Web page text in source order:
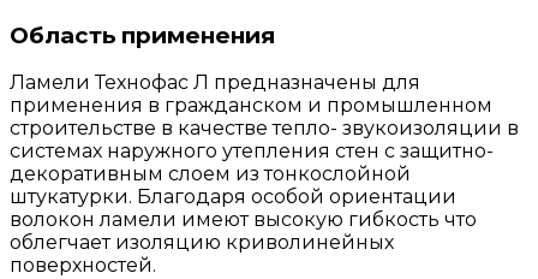
Область применения
Ламели Технофас Л предназначены для
применения в гражданском и промышленном
строительстве в качестве тепло- звукоизоляции в
системах наружного утепления стен с защитно-
декоративным слоем из тонкослойной
штукатурки. Благодаря особой ориентации
волокон ламели имеют высокую гибкость что
облегчает изоляцию криволинейных
поверхностей.